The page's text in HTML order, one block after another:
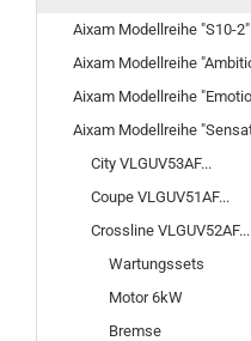
Aixam Modellreihe "S10-
Aixam Modellreihe
Aixam Modellreihe
Aixam Modellreihe
City VLGUV53AF...
Coupe VLGUV51AF...
Crossline VLGUV52AF...
Wartungssets
Motor 6kW
Bremse